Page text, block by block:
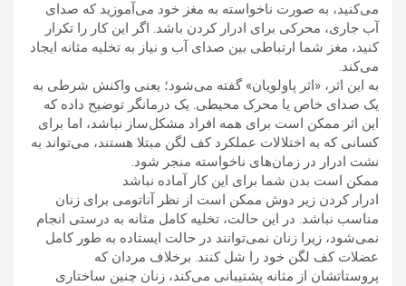
می‌کنید، به صورت ناخواسته به مغز خود می‌آموزید که صدای
آب جاری، محرکی برای ادرار کردن باشد. اگر این کار را تکرار
کنید، مغز شما ارتباطی بین صدای آب و نیاز به تخلیه مثانه ایجاد
می‌کند.
به این اثر، «اثر پاولویان» گفته می‌شود؛ یعنی واکنش شرطی به
یک صدای خاص یا محرک محیطی. یک درمانگر توضیح داده که
این اثر ممکن است برای همه افراد مشکل‌ساز نباشد، اما برای
کسانی که به اختلالات عملکرد کف لگن مبتلا هستند، می‌تواند به
نشت ادرار در زمان‌های ناخواسته منجر شود.
ممکن است بدن شما برای این کار آماده نباشد
ادرار کردن زیر دوش ممکن است از نظر آناتومی برای زنان
مناسب نباشد. در این حالت، تخلیه کامل مثانه به درستی انجام
نمی‌شود، زیرا زنان نمی‌توانند در حالت ایستاده به طور کامل
عضلات کف لگن خود را شل کنند. برخلاف مردان که
پروستاتشان از مثانه پشتیبانی می‌کند، زنان چنین ساختاری